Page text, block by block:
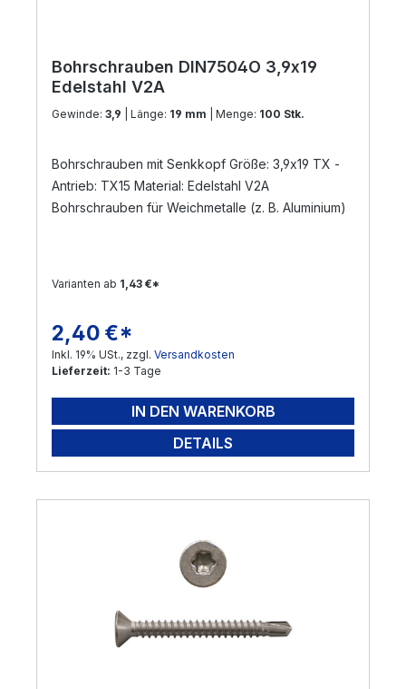
Bohrschrauben DIN7504O 3,9x19
Edelstahl V2A
Gewinde: 3,9 | Länge: 19 mm | Menge: 100 Stk.
Bohrschrauben mit Senkkopf Größe: 3,9x19 TX -
Antrieb: TX15 Material: Edelstahl V2A
Bohrschrauben für Weichmetalle (z. B. Aluminium)
Varianten ab 1,43 €*
Regulärer Preis:
2,40 €*
Inkl. 19% USt., zzgl. Versandkosten
Lieferzeit: 1-3 Tage
IN DEN WARENKORB
DETAILS